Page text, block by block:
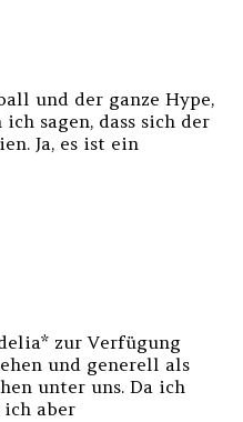
und der ganze Hype,
sagen, dass sich der
Ja, es ist ein
zur Verfügung
und generell als
unter uns. Da ich
ich aber